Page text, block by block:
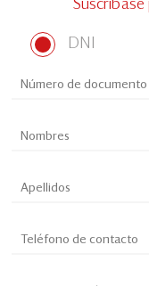
DNI